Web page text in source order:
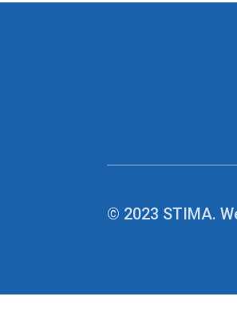
© 2023 STIMA.